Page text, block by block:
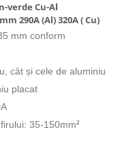
verde Cu-Al
290A (Al) 320A ( Cu)
mm conform
cât și cele de aluminiu
placat
35-150mm²